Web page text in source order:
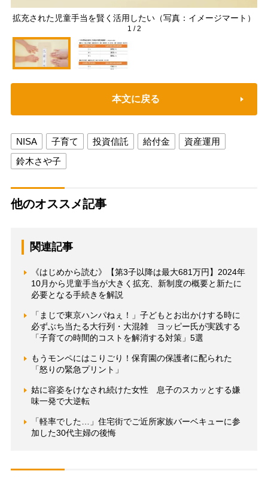
拡充された児童手当を賢く活用したい（写真：イメージマート）
1 /2
本文に戻る
NISA 子育て 投資信託 給付金
資産運用
鈴木さや子
他のオススメ記事
関連記事
《はじめから読む》【第3子以降は最大681万円】2024年
10月から児童手当が大きく拡充、新制度の概要と新たに
必要となる手続きを解説
「まじで東京ハンパねぇ！」子どもとお出かけする時に
必ずぶち当たる大行列・大混雑 ヨッピー氏が実践する
「子育ての時間的コストを解消する対策」5選
もうモンペにはこりごり！保育園の保護者に配られた
「怒りの緊急プリント」
姑に容姿をけなされ続けた女性 息子のスカッとする嫌
味一発で大逆転
「軽率でした…」住宅街でご近所家族バーベキューに参
加した30代主婦の後悔